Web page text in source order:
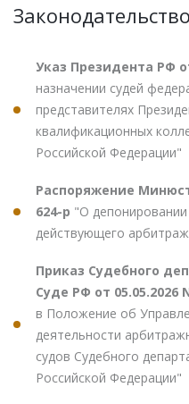
Законодательство
Указ Президента РФ
назначении судей
представителях
квалификационных
Российской Федерации"
Распоряжение
624-р "О
действующего
Приказ Судебного
Суде РФ от 05.05.2026
в Положение об
деятельности
судов Судебного
Российской Федерации"